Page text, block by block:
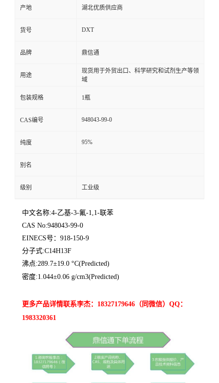
产地 湖北优质供应商
货号 DXT
品牌 鼎信通
用途
现货用于外贸出口、科学研究和试剂生产等领
域
包装规格 1瓶
CAS编号 948043-99-0
纯度 95%
别名
级别 工业级
中文名称:4-乙基-3-氟-1,1-联苯
CAS No:948043-99-0
EINECS号：918-150-9
分子式:C14H13F
沸点:289.7±19.0 °C(Predicted)
密度:1.044±0.06 g/cm3(Predicted)
更多产品详情联系李杰：18327179646（同微信）QQ：
1983320361